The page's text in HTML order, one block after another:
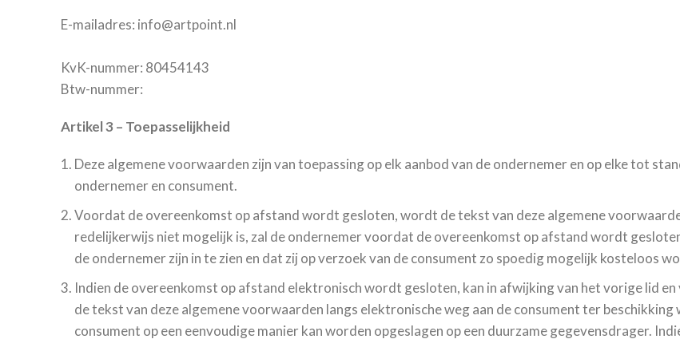
E-mailadres: info@artpoint.nl
KvK-nummer: 80454143
Btw-nummer:
Artikel 3 – Toepasselijkheid
Deze algemene voorwaarden zijn van toepassing op elk aanbod van de ondernemer en op elke tot
ondernemer en consument.
Voordat de overeenkomst op afstand wordt gesloten, wordt de tekst van deze algemene
redelijkerwijs niet mogelijk is, zal de ondernemer voordat de overeenkomst op afstand wordt
de ondernemer zijn in te zien en dat zij op verzoek van de consument zo spoedig mogelijk kosteloos
Indien de overeenkomst op afstand elektronisch wordt gesloten, kan in afwijking van het vorige lid
de tekst van deze algemene voorwaarden langs elektronische weg aan de consument ter
consument op een eenvoudige manier kan worden opgeslagen op een duurzame gegevensdrager.